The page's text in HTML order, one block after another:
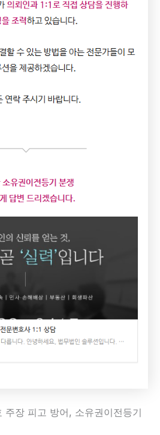
주장 피고 방어, 소유권이전등기